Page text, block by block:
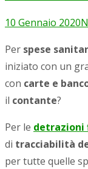
10 Gennaio 2020
Per spese
iniziato con un
con carte e
il contante?
Per le detrazioni
di tracciabilità
per tutte quelle